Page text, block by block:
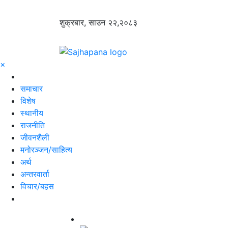
शुक्रबार, साउन २२,२०८३
×
समाचार
विशेष
स्थानीय
राजनीति
जीवनशैली
मनोरञ्जन/साहित्य
अर्थ
अन्तरवार्ता
विचार/बहस